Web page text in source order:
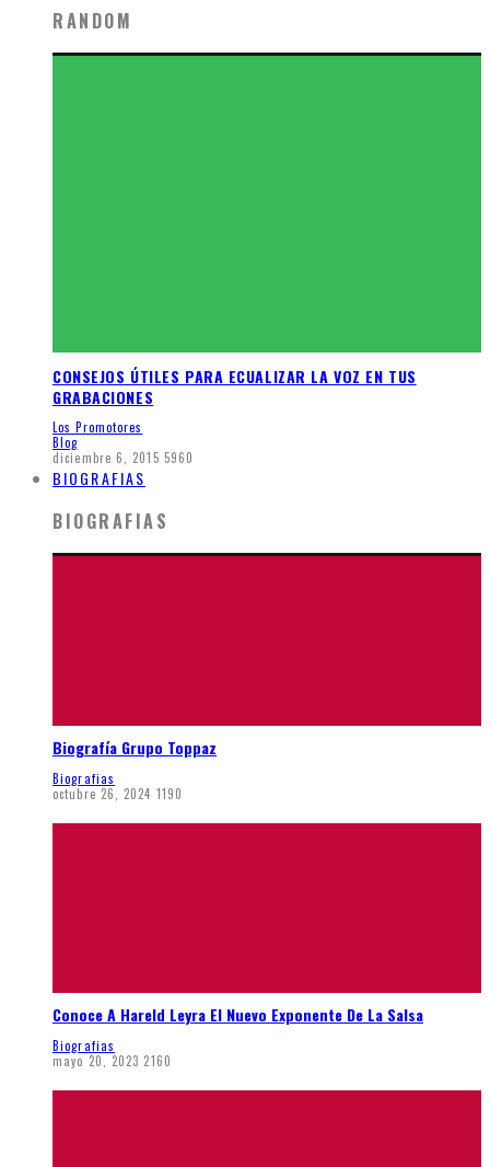
RANDOM
CONSEJOS ÚTILES PARA ECUALIZAR LA VOZ EN TUS
GRABACIONES
Los Promotores
Blog
diciembre 6, 2015 5960
BIOGRAFIAS
BIOGRAFIAS
Biografía Grupo Toppaz
Biografias
octubre 26, 2024 1190
Conoce A Hareld Leyra El Nuevo Exponente De La Salsa
Biografias
mayo 20, 2023 2160